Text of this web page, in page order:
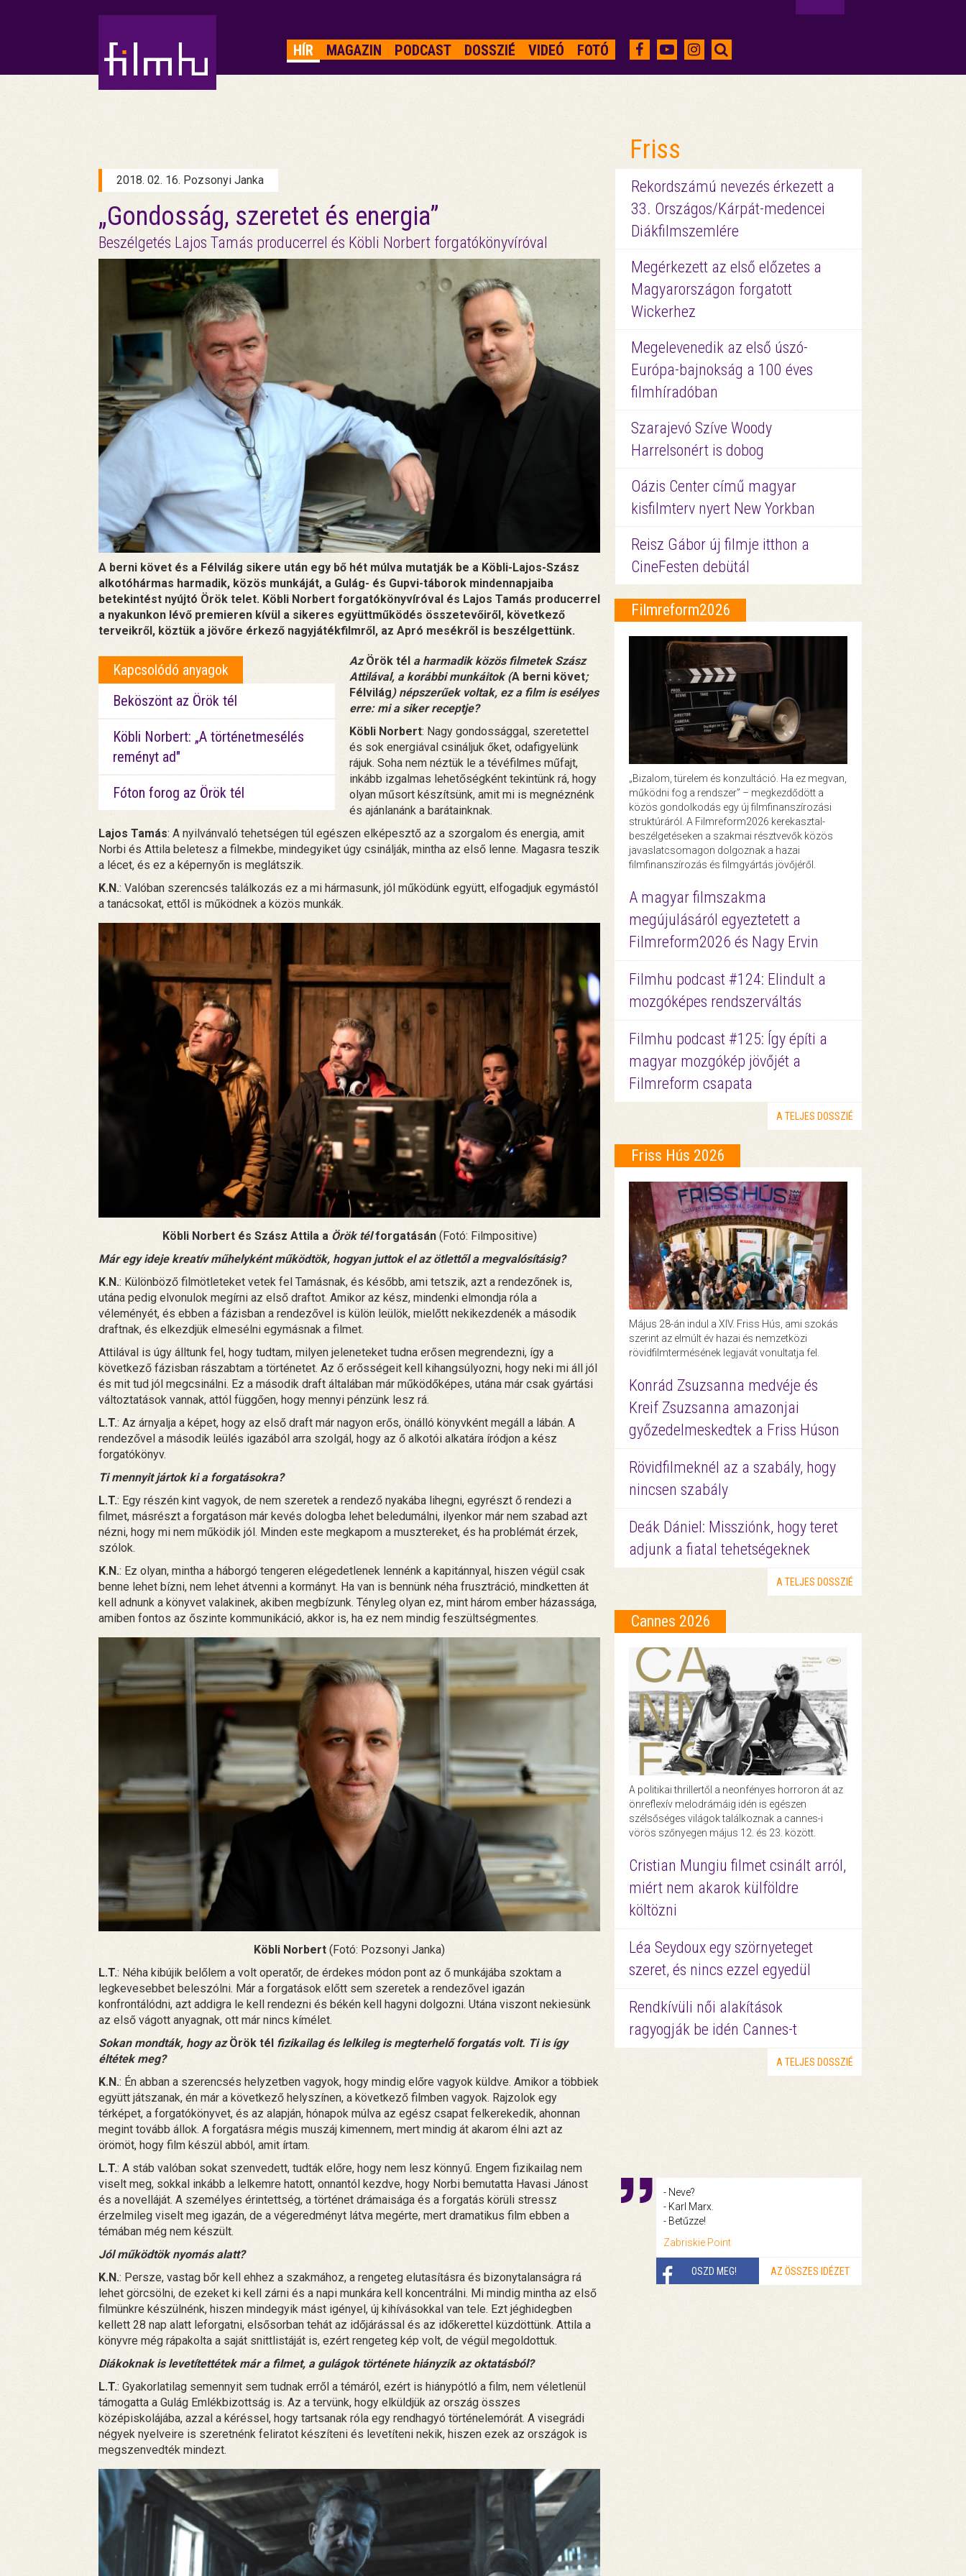
HÍR MAGAZIN PODCAST DOSSZIÉ VIDEÓ FOTÓ
2018. 02. 16. Pozsonyi Janka
„Gondosság, szeretet és energia”
Beszélgetés Lajos Tamás producerrel és Köbli Norbert forgatókönyvíróval
A berni követ és a Félvilág sikere után egy bő hét múlva mutatják be a Köbli-Lajos-Szász
alkotóhármas harmadik, közös munkáját, a Gulág- és Gupvi-táborok mindennapjaiba
betekintést nyújtó Örök telet. Köbli Norbert forgatókönyvíróval és Lajos Tamás producerrel
a nyakunkon lévő premieren kívül a sikeres együttműködés összetevőiről, következő
terveikről, köztük a jövőre érkező nagyjátékfilmről, az Apró mesékről is beszélgettünk.
Kapcsolódó anyagok
Beköszönt az Örök tél
Köbli Norbert: „A történetmesélés
reményt ad"
Fóton forog az Örök tél
AzÖrök tél a harmadik közös filmetek Szász
Attilával, a korábbi munkáitok (A berni követ;
Félvilág) népszerűek voltak, ez a film is esélyes
erre: mi a siker receptje?
Köbli Norbert: Nagy gondossággal, szeretettel
és sok energiával csináljuk őket, odafigyelünk
rájuk. Soha nem néztük le a tévéfilmes műfajt,
inkább izgalmas lehetőségként tekintünk rá, hogy
olyan műsort készítsünk, amit mi is megnéznénk
és ajánlanánk a barátainknak.
Lajos Tamás: A nyilvánvaló tehetségen túl egészen elképesztő az a szorgalom és energia, amit
Norbi és Attila beletesz a filmekbe, mindegyiket úgy csinálják, mintha az első lenne. Magasra teszik
a lécet, és ez a képernyőn is meglátszik.
K.N.: Valóban szerencsés találkozás ez a mi hármasunk, jól működünk együtt, elfogadjuk egymástól
a tanácsokat, ettől is működnek a közös munkák.
Köbli Norbert és Szász Attila a Örök télforgatásán (Fotó: Filmpositive)
Már egy ideje kreatív műhelyként működtök, hogyan juttok el az ötlettől a megvalósításig?
K.N.: Különböző filmötleteket vetek fel Tamásnak, és később, ami tetszik, azt a rendezőnek is,
utána pedig elvonulok megírni az első draftot. Amikor az kész, mindenki elmondja róla a
véleményét, és ebben a fázisban a rendezővel is külön leülök, mielőtt nekikezdenék a második
draftnak, és elkezdjük elmesélni egymásnak a filmet.
Attilával is úgy álltunk fel, hogy tudtam, milyen jeleneteket tudna erősen megrendezni, így a
következő fázisban rászabtam a történetet. Az ő erősségeit kell kihangsúlyozni, hogy neki mi áll jól
és mit tud jól megcsinálni. Ez a második draft általában már működőképes, utána már csak gyártási
változtatások vannak, attól függően, hogy mennyi pénzünk lesz rá.
L.T.: Az árnyalja a képet, hogy az első draft már nagyon erős, önálló könyvként megáll a lábán. A
rendezővel a második leülés igazából arra szolgál, hogy az ő alkotói alkatára íródjon a kész
forgatókönyv.
Ti mennyit jártok ki a forgatásokra?
L.T.: Egy részén kint vagyok, de nem szeretek a rendező nyakába lihegni, egyrészt ő rendezi a
filmet, másrészt a forgatáson már kevés dologba lehet beledumálni, ilyenkor már nem szabad azt
nézni, hogy mi nem működik jól. Minden este megkapom a musztereket, és ha problémát érzek,
szólok.
K.N.: Ez olyan, mintha a háborgó tengeren elégedetlenek lennénk a kapitánnyal, hiszen végül csak
benne lehet bízni, nem lehet átvenni a kormányt. Ha van is bennünk néha frusztráció, mindketten át
kell adnunk a könyvet valakinek, akiben megbízunk. Tényleg olyan ez, mint három ember házassága,
amiben fontos az őszinte kommunikáció, akkor is, ha ez nem mindig feszültségmentes.
Köbli Norbert(Fotó: Pozsonyi Janka)
L.T.: Néha kibújik belőlem a volt operatőr, de érdekes módon pont az ő munkájába szoktam a
legkevesebbet beleszólni. Már a forgatások előtt sem szeretek a rendezővel igazán
konfrontálódni, azt addigra le kell rendezni és békén kell hagyni dolgozni. Utána viszont nekiesünk
az első vágott anyagnak, ott már nincs kímélet.
Sokan mondták, hogy azÖrök tél fizikailag és lelkileg is megterhelő forgatás volt. Ti is így
éltétek meg?
K.N.: Én abban a szerencsés helyzetben vagyok, hogy mindig előre vagyok küldve. Amikor a többiek
együtt játszanak, én már a következő helyszínen, a következő filmben vagyok. Rajzolok egy
térképet, a forgatókönyvet, és az alapján, hónapok múlva az egész csapat felkerekedik, ahonnan
megint tovább állok. A forgatásra mégis muszáj kimennem, mert mindig át akarom élni azt az
örömöt, hogy film készül abból, amit írtam.
L.T.: A stáb valóban sokat szenvedett, tudták előre, hogy nem lesz könnyű. Engem fizikailag nem
viselt meg, sokkal inkább a lelkemre hatott, onnantól kezdve, hogy Norbi bemutatta Havasi Jánost
és a novelláját. A személyes érintettség, a történet drámaisága és a forgatás körüli stressz
érzelmileg viselt meg igazán, de a végeredményt látva megérte, mert dramatikus film ebben a
témában még nem készült.
Jól működtök nyomás alatt?
K.N.: Persze, vastag bőr kell ehhez a szakmához, a rengeteg elutasításra és bizonytalanságra rá
lehet görcsölni, de ezeket ki kell zárni és a napi munkára kell koncentrálni. Mi mindig mintha az első
filmünkre készülnénk, hiszen mindegyik mást igényel, új kihívásokkal van tele. Ezt jéghidegben
kellett 28 nap alatt leforgatni, elsősorban tehát az időjárással és az időkerettel küzdöttünk. Attila a
könyvre még rápakolta a saját snittlistáját is, ezért rengeteg kép volt, de végül megoldottuk.
Diákoknak is levetítettétek már a filmet, a gulágok története hiányzik az oktatásból?
L.T.: Gyakorlatilag semennyit sem tudnak erről a témáról, ezért is hiánypótló a film, nem véletlenül
támogatta a Gulág Emlékbizottság is. Az a tervünk, hogy elküldjük az ország összes
középiskolájába, azzal a kéréssel, hogy tartsanak róla egy rendhagyó történelemórát. A visegrádi
négyek nyelveire is szeretnénk feliratot készíteni és levetíteni nekik, hiszen ezek az országok is
megszenvedték mindezt.
Friss
Rekordszámú nevezés érkezett a
33. Országos/Kárpát-medencei
Diákfilmszemlére
Megérkezett az első előzetes a
Magyarországon forgatott
Wickerhez
Megelevenedik az első úszó-
Európa-bajnokság a 100 éves
filmhíradóban
Szarajevó Szíve Woody
Harrelsonért is dobog
Oázis Center című magyar
kisfilmterv nyert New Yorkban
Reisz Gábor új filmje itthon a
CineFesten debütál
Filmreform2026
„Bizalom, türelem és konzultáció. Ha ez megvan,
működni fog a rendszer” – megkezdődött a
közös gondolkodás egy új filmfinanszírozási
struktúráról. A Filmreform2026 kerekasztal-
beszélgetéseken a szakmai résztvevők közös
javaslatcsomagon dolgoznak a hazai
filmfinanszírozás és filmgyártás jövőjéről.
A magyar filmszakma
megújulásáról egyeztetett a
Filmreform2026 és Nagy Ervin
Filmhu podcast #124: Elindult a
mozgóképes rendszerváltás
Filmhu podcast #125: Így építi a
magyar mozgókép jövőjét a
Filmreform csapata
A TELJES DOSSZIÉ
Friss Hús 2026
Május 28-án indul a XIV. Friss Hús, ami szokás
szerint az elmúlt év hazai és nemzetközi
rövidfilmtermésének legjavát vonultatja fel.
Konrád Zsuzsanna medvéje és
Kreif Zsuzsanna amazonjai
győzedelmeskedtek a Friss Húson
Rövidfilmeknél az a szabály, hogy
nincsen szabály
Deák Dániel: Missziónk, hogy teret
adjunk a fiatal tehetségeknek
A TELJES DOSSZIÉ
Cannes 2026
A politikai thrillertől a neonfényes horroron át az
önreflexív melodrámáig idén is egészen
szélsőséges világok találkoznak a cannes-i
vörös szőnyegen május 12. és 23. között.
Cristian Mungiu filmet csinált arról,
miért nem akarok külföldre
költözni
Léa Seydoux egy szörnyeteget
szeret, és nincs ezzel egyedül
Rendkívüli női alakítások
ragyogják be idén Cannes-t
A TELJES DOSSZIÉ
- Neve?
- Karl Marx.
- Betűzze!
Zabriskie Point
OSZD MEG! AZ ÖSSZES IDÉZET